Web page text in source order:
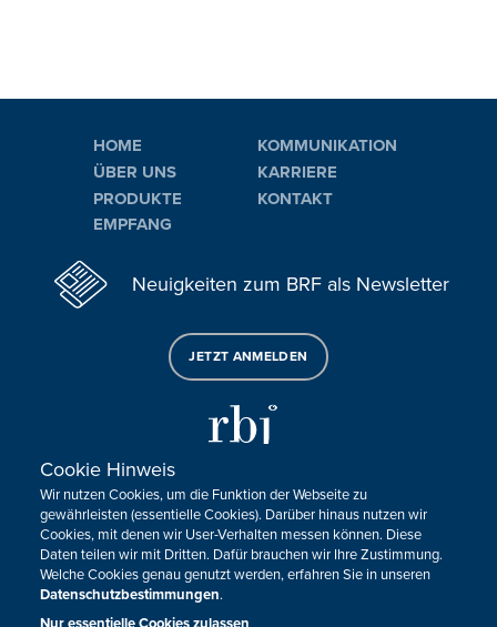
HOME
ÜBER UNS
PRODUKTE
EMPFANG
KOMMUNIKATION
KARRIERE
KONTAKT
Neuigkeiten zum BRF als Newsletter
JETZT ANMELDEN
Sie haben noch Fragen oder Anmerkungen?
KONTAKTIEREN SIE UNS!
Impressum Datenschutz
Cookie-Zustimmung anpassen
Cookie Hinweis
Wir nutzen Cookies, um die Funktion der Webseite zu
gewährleisten (essentielle Cookies). Darüber hinaus nutzen wir
Cookies, mit denen wir User-Verhalten messen können. Diese
Daten teilen wir mit Dritten. Dafür brauchen wir Ihre Zustimmung.
Welche Cookies genau genutzt werden, erfahren Sie in unseren
Datenschutzbestimmungen.